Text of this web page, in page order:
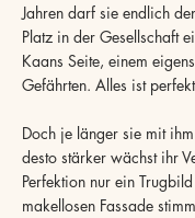
Jahren darf sie endlich
Platz in der Gesellschaft
Kaans Seite, einem
Gefährten. Alles ist
Doch je länger sie mit
desto stärker wächst ihr
Perfektion nur ein
makellosen Fassade